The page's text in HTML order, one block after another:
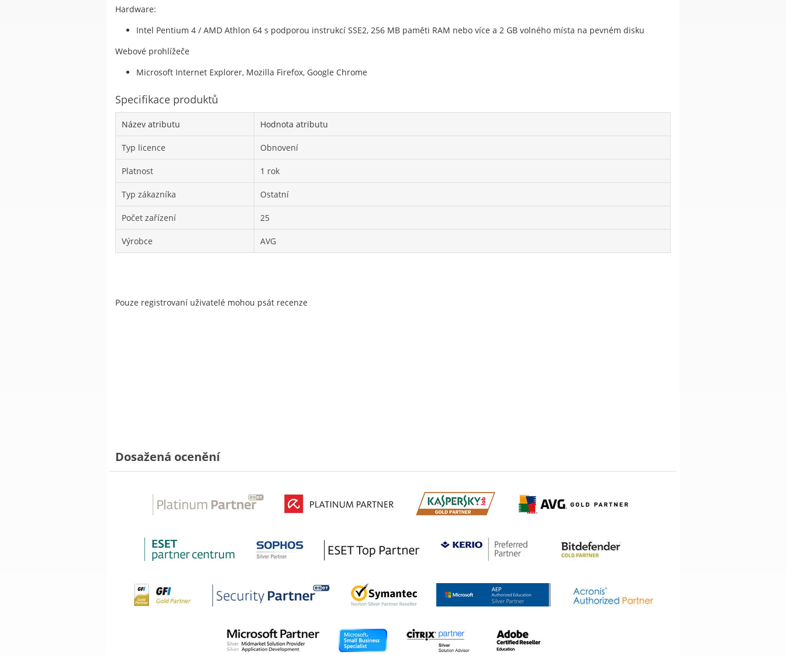
Hardware:
Intel Pentium 4 / AMD Athlon 64 s podporou instrukcí SSE2, 256 MB paměti RAM nebo více a 2 GB volného místa na pevném disku
Webové prohlížeče
Microsoft Internet Explorer, Mozilla Firefox, Google Chrome
Specifikace produktů
Název atributu Hodnota atributu
Typ licence Obnovení
Platnost 1 rok
Typ zákazníka Ostatní
Počet zařízení 25
Výrobce AVG
Pouze registrovaní uživatelé mohou psát recenze
Dosažená ocenění